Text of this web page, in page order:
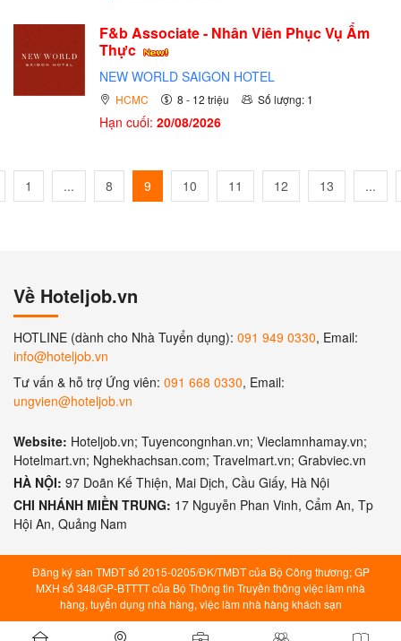
F&b Associate - Nhân Viên Phục Vụ Ẩm
Thực
NEW WORLD SAIGON HOTEL
HCMC 8 - 12 triệu Số lượng: 1
Hạn cuối: 20/08/2026
1 ... 8 9 10 11 12 13 ...
Về Hoteljob.vn
HOTLINE (dành cho Nhà Tuyển dụng): 091 949 0330, Email:
info@hoteljob.vn
Tư vấn & hỗ trợ Ứng viên: 091 668 0330, Email:
ungvien@hoteljob.vn
Website: Hoteljob.vn; Tuyencongnhan.vn; Vieclamnhamay.vn;
Hotelmart.vn; Nghekhachsan.com; Travelmart.vn; Grabviec.vn
HÀ NỘI: 97 Doãn Kế Thiện, Mai Dịch, Cầu Giấy, Hà Nội
CHI NHÁNH MIỀN TRUNG: 17 Nguyễn Phan Vinh, Cẩm An, Tp
Hội An, Quảng Nam
Đăng ký sàn TMĐT số 2015-0205/ĐK/TMĐT của Bộ Công thương; GP
MXH số 348/GP-BTTTT của Bộ Thông tin Truyền thông việc làm nhà
hàng, tuyển dụng nhà hàng, việc làm nhà hàng khách sạn